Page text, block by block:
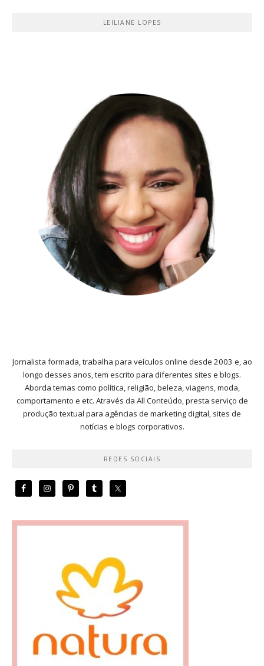
LEILIANE LOPES
Jornalista formada, trabalha para veículos online desde 2003 e, ao
longo desses anos, tem escrito para diferentes sites e blogs.
Aborda temas como política, religião, beleza, viagens, moda,
comportamento e etc. Através da All Conteúdo, presta serviço de
produção textual para agências de marketing digital, sites de
notícias e blogs corporativos.
REDES SOCIAIS